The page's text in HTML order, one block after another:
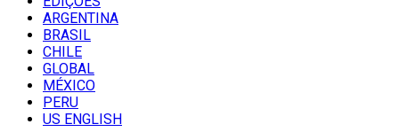
ARGENTINA
BRASIL
CHILE
GLOBAL
MÉXICO
PERU
US ENGLISH